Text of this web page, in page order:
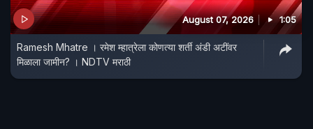
August 07, 2026 1:05
Ramesh Mhatre । रमेश म्हात्रेला कोणत्या शर्ती अंडी अटींवर
मिळाला जामीन? । NDTV मराठी